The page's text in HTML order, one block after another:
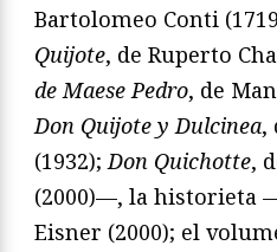
Bartolomeo Conti
Quijote, de Ruperto
de Maese Pedro, de
Don Quijote y Dulcinea,
(1932);Don Quichotte,
(2000)—, la historieta
Eisner (2000); el